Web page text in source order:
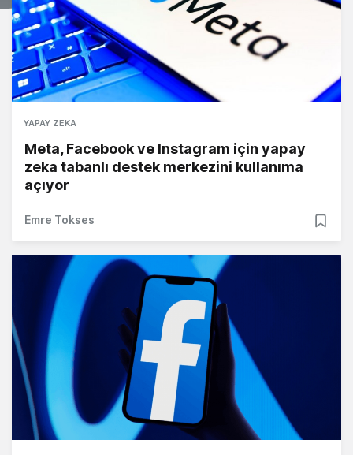
YAPAY ZEKA
Meta, Facebook ve Instagram için yapay
zeka tabanlı destek merkezini kullanıma
açıyor
Emre Tokses